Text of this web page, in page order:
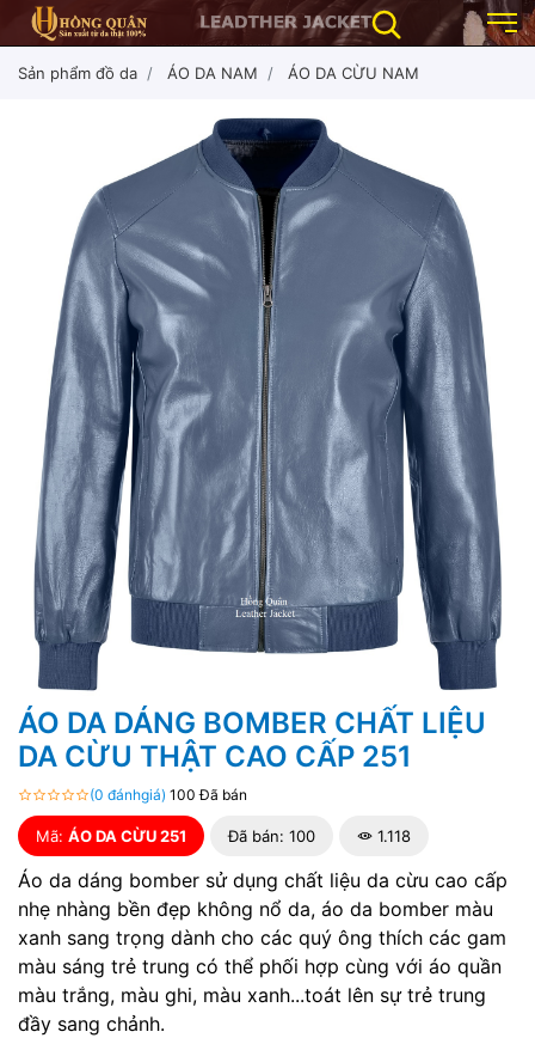
Sản phẩm đồ da ÁO DA NAM ÁO DA CỪU NAM
ÁO DA DÁNG BOMBER CHẤT LIỆU
DA CỪU THẬT CAO CẤP 251
(0 đánhgiá) 100 Đã bán
Mã: ÁO DA CỪU 251 Đã bán: 100 1.118
Áo da dáng bomber sử dụng chất liệu da cừu cao cấp
nhẹ nhàng bền đẹp không nổ da, áo da bomber màu
xanh sang trọng dành cho các quý ông thích các gam
màu sáng trẻ trung có thể phối hợp cùng với áo quần
màu trắng, màu ghi, màu xanh...toát lên sự trẻ trung
đầy sang chảnh.